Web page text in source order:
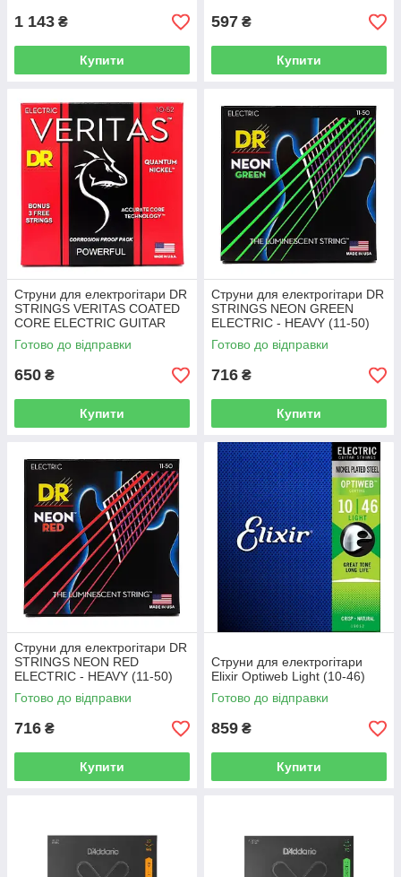
1 143 ₴
Купити
597 ₴
Купити
Струни для електрогітари DR
STRINGS VERITAS COATED
CORE ELECTRIC GUITAR
STRINGS - MEDIUM TO
HEAVY (10-52)
Готово до відправки
650 ₴
Купити
Струни для електрогітари DR
STRINGS NEON GREEN
ELECTRIC - HEAVY (11-50)
Готово до відправки
716 ₴
Купити
Струни для електрогітари DR
STRINGS NEON RED
ELECTRIC - HEAVY (11-50)
Готово до відправки
716 ₴
Купити
Струни для електрогітари
Elixir Optiweb Light (10-46)
Готово до відправки
859 ₴
Купити